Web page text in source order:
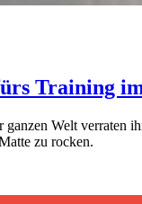
Training
ganzen Welt verraten
zu rocken.